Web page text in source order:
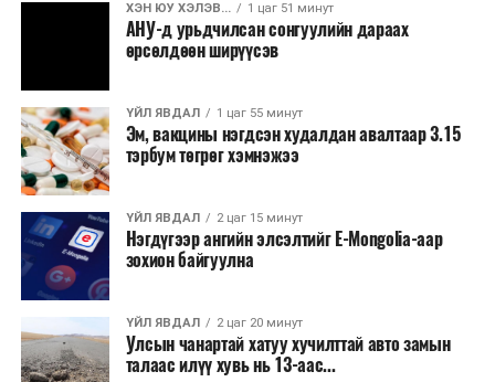
ХЭН ЮУ ХЭЛЭВ... 1 цаг 51 минут
АНУ-д урьдчилсан сонгуулийн дараах
өрсөлдөөн ширүүсэв
ҮЙЛ ЯВДАЛ 1 цаг 55 минут
Эм, вакцины нэгдсэн худалдан авалтаар 3.15
тэрбум төгрөг хэмнэжээ
ҮЙЛ ЯВДАЛ 2 цаг 15 минут
Нэгдүгээр ангийн элсэлтийг E-Mongolia-аар
зохион байгуулна
ҮЙЛ ЯВДАЛ 2 цаг 20 минут
Улсын чанартай хатуу хучилттай авто замын
талаас илүү хувь нь 13-аас...